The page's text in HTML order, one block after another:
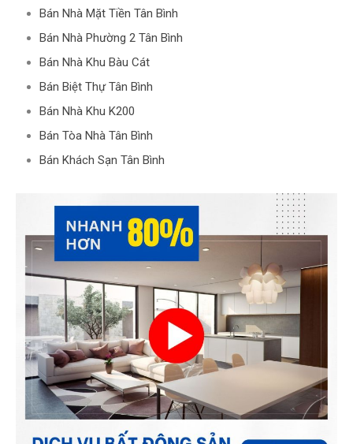
Bán Nhà Mặt Tiền Tân Bình
Bán Nhà Phường 2 Tân Bình
Bán Nhà Khu Bàu Cát
Bán Biệt Thự Tân Bình
Bán Nhà Khu K200
Bán Tòa Nhà Tân Bình
Bán Khách Sạn Tân Bình